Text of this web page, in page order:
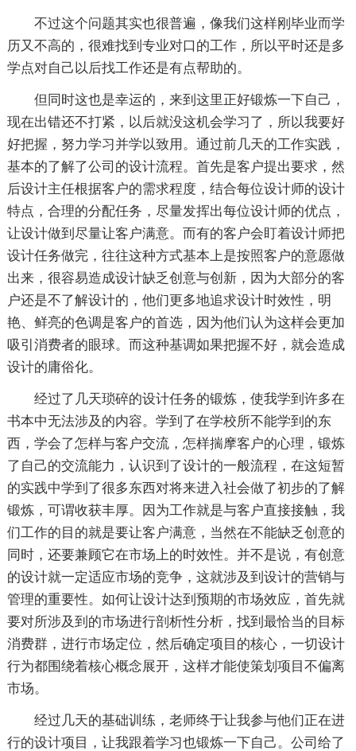
不过这个问题其实也很普遍，像我们这样刚毕业而学
历又不高的，很难找到专业对口的工作，所以平时还是多
学点对自己以后找工作还是有点帮助的。
但同时这也是幸运的，来到这里正好锻炼一下自己，
现在出错还不打紧，以后就没这机会学习了，所以我要好
好把握，努力学习并学以致用。通过前几天的工作实践，
基本的了解了公司的设计流程。首先是客户提出要求，然
后设计主任根据客户的需求程度，结合每位设计师的设计
特点，合理的分配任务，尽量发挥出每位设计师的优点，
让设计做到尽量让客户满意。而有的客户会盯着设计师把
设计任务做完，往往这种方式基本上是按照客户的意愿做
出来，很容易造成设计缺乏创意与创新，因为大部分的客
户还是不了解设计的，他们更多地追求设计时效性，明
艳、鲜亮的色调是客户的首选，因为他们认为这样会更加
吸引消费者的眼球。而这种基调如果把握不好，就会造成
设计的庸俗化。
经过了几天琐碎的设计任务的锻炼，使我学到许多在
书本中无法涉及的内容。学到了在学校所不能学到的东
西，学会了怎样与客户交流，怎样揣摩客户的心理，锻炼
了自己的交流能力，认识到了设计的一般流程，在这短暂
的实践中学到了很多东西对将来进入社会做了初步的了解
锻炼，可谓收获丰厚。因为工作就是与客户直接接触，我
们工作的目的就是要让客户满意，当然在不能缺乏创意的
同时，还要兼顾它在市场上的时效性。并不是说，有创意
的设计就一定适应市场的竞争，这就涉及到设计的营销与
管理的重要性。如何让设计达到预期的市场效应，首先就
要对所涉及到的市场进行剖析性分析，找到最恰当的目标
消费群，进行市场定位，然后确定项目的核心，一切设计
行为都围绕着核心概念展开，这样才能使策划项目不偏离
市场。
经过几天的基础训练，老师终于让我参与他们正在进
行的设计项目，让我跟着学习也锻炼一下自己。公司给了